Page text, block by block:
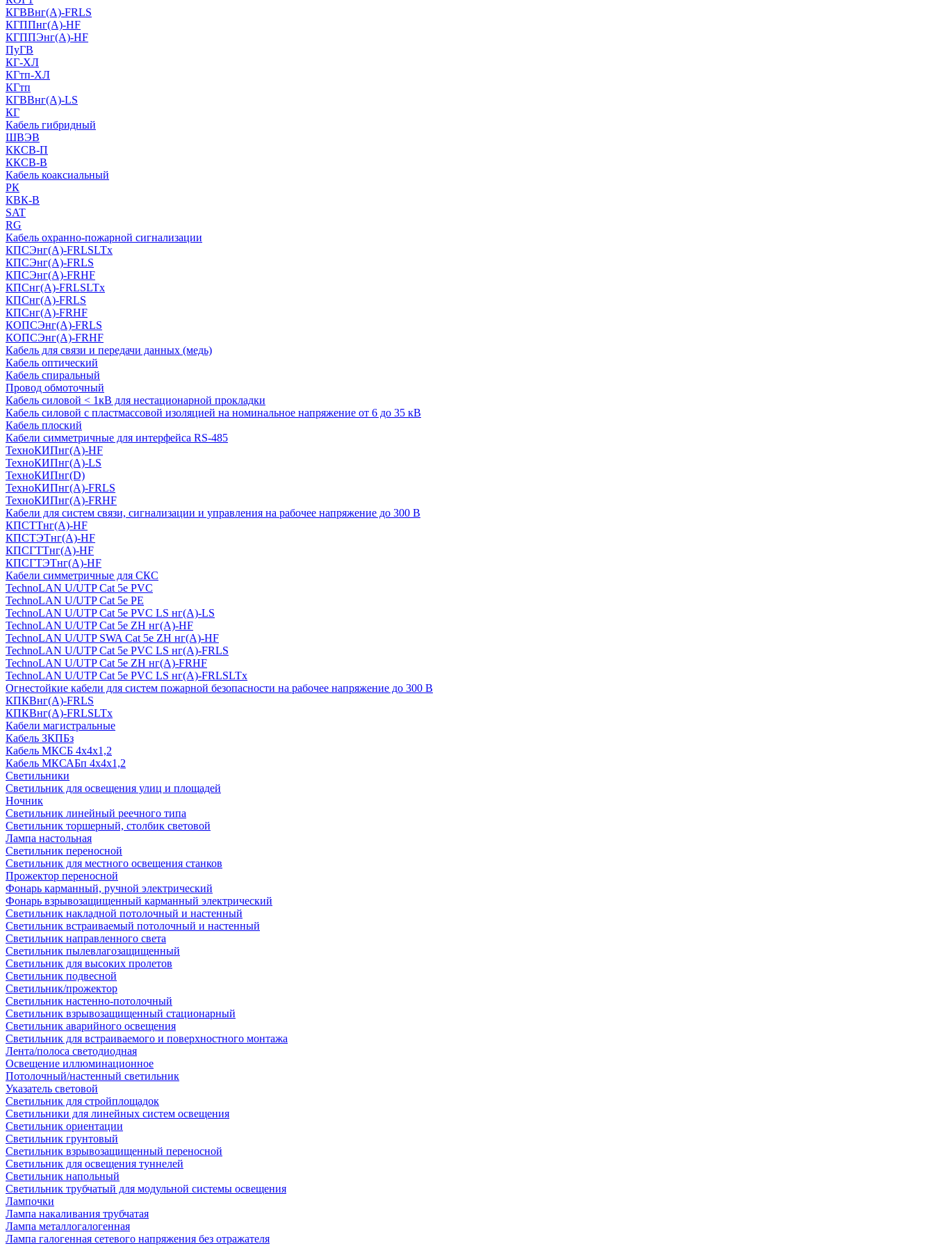
КГВВнг(А)-FRLS
КГППнг(A)-HF
КГППЭнг(A)-HF
ПуГВ
КГ-ХЛ
КГтп-ХЛ
КГтп
КГВВнг(А)-LS
КГ
Кабель гибридный
ШВЭВ
ККСВ-П
ККСВ-В
Кабель коаксиальный
РК
КВК-В
SAT
RG
Кабель охранно-пожарной сигнализации
КПСЭнг(А)-FRLSLTx
КПСЭнг(А)-FRLS
КПСЭнг(А)-FRHF
КПСнг(А)-FRLSLTx
КПСнг(А)-FRLS
КПСнг(А)-FRHF
КОПСЭнг(А)-FRLS
КОПСЭнг(А)-FRHF
Кабель для связи и передачи данных (медь)
Кабель оптический
Кабель спиральный
Провод обмоточный
Кабель силовой < 1кВ для нестационарной прокладки
Кабель силовой с пластмассовой изоляцией на номинальное напряжение от 6 до 35 кВ
Кабель плоский
Кабели симметричные для интерфейса RS-485
ТеxноКИПнг(A)-HF
ТеxноКИПнг(A)-LS
ТеxноКИПнг(D)
ТехноКИПнг(A)-FRLS
ТехноКИПнг(A)-FRHF
Кабели для систем связи, сигнализации и управления на рабочее напряжение до 300 В
КПСТТнг(A)-HF
КПСТЭТнг(A)-HF
КПСГТТнг(A)-HF
КПСГТЭТнг(A)-HF
Кабели симметричные для СКС
TechnoLAN U/UTP Cat 5e PVC
TechnoLAN U/UTP Cat 5e PE
TechnoLAN U/UTP Cat 5e PVC LS нг(A)-LS
TechnoLAN U/UTP Cat 5e ZH нг(A)-HF
TechnoLAN U/UTP SWA Cat 5e ZH нг(A)-HF
TechnoLAN U/UTP Cat 5e PVC LS нг(A)-FRLS
TechnoLAN U/UTP Cat 5e ZH нг(A)-FRHF
TechnoLAN U/UTP Cat 5e PVC LS нг(A)-FRLSLTx
Огнестойкие кабели для систем пожарной безопасности на рабочее напряжение до 300 В
КПКВнг(A)-FRLS
КПКВнг(A)-FRLSLTx
Кабели магистральные
Кабель ЗКПБз
Кабель МКСБ 4х4х1,2
Кабель МКСАБп 4х4х1,2
Светильники
Светильник для освещения улиц и площадей
Ночник
Светильник линейный реечного типа
Светильник торшерный, столбик световой
Лампа настольная
Светильник переносной
Светильник для местного освещения станков
Прожектор переносной
Фонарь карманный, ручной электрический
Фонарь взрывозащищенный карманный электрический
Светильник накладной потолочный и настенный
Светильник встраиваемый потолочный и настенный
Светильник направленного света
Светильник пылевлагозащищенный
Светильник для высоких пролетов
Светильник подвесной
Светильник/прожектор
Светильник настенно-потолочный
Светильник взрывозащищенный стационарный
Светильник аварийного освещения
Светильник для встраиваемого и поверхностного монтажа
Лента/полоса светодиодная
Освещение иллюминационное
Потолочный/настенный светильник
Указатель световой
Светильник для стройплощадок
Светильники для линейных систем освещения
Светильник ориентации
Светильник грунтовый
Светильник взрывозащищенный переносной
Светильник для освещения туннелей
Светильник напольный
Светильник трубчатый для модульной системы освещения
Лампочки
Лампа накаливания трубчатая
Лампа металлогалогенная
Лампа галогенная сетевого напряжения без отражателя